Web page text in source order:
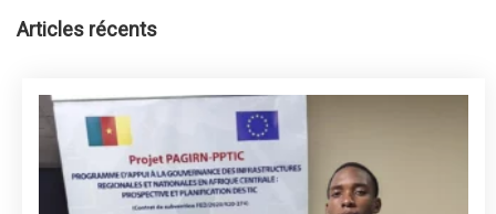
Articles récents